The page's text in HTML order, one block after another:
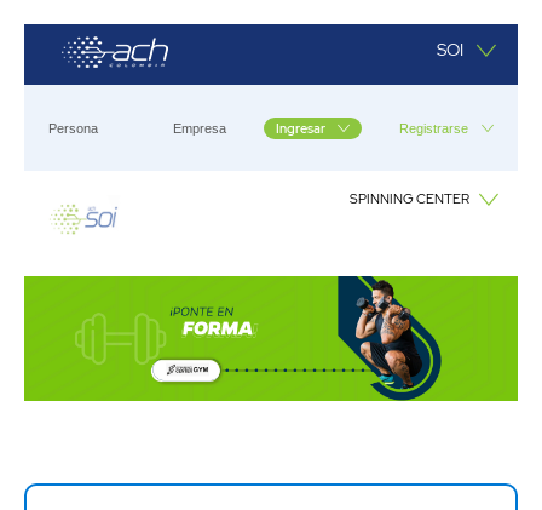
Saltar al contenido principal SOI
Persona Empresa Ingresar Registrarse
SPINNING CENTER
Spinning Center